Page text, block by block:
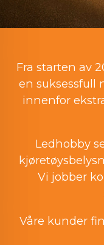
Fra starten av
en suksessfull
innenfor
Ledhobby
Vi jobber
Våre kunder